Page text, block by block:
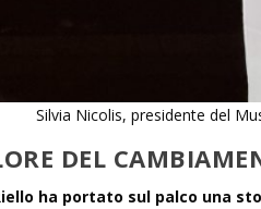
Silvia Nicolis, presidente del
DEL
ha portato sul palco una